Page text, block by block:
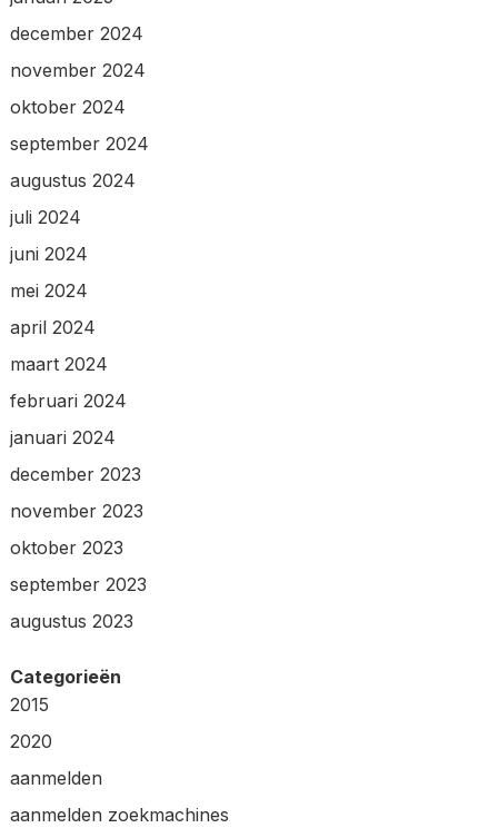
december 2024
november 2024
oktober 2024
september 2024
augustus 2024
juli 2024
juni 2024
mei 2024
april 2024
maart 2024
februari 2024
januari 2024
december 2023
november 2023
oktober 2023
september 2023
augustus 2023
Categorieën
2015
2020
aanmelden
aanmelden zoekmachines